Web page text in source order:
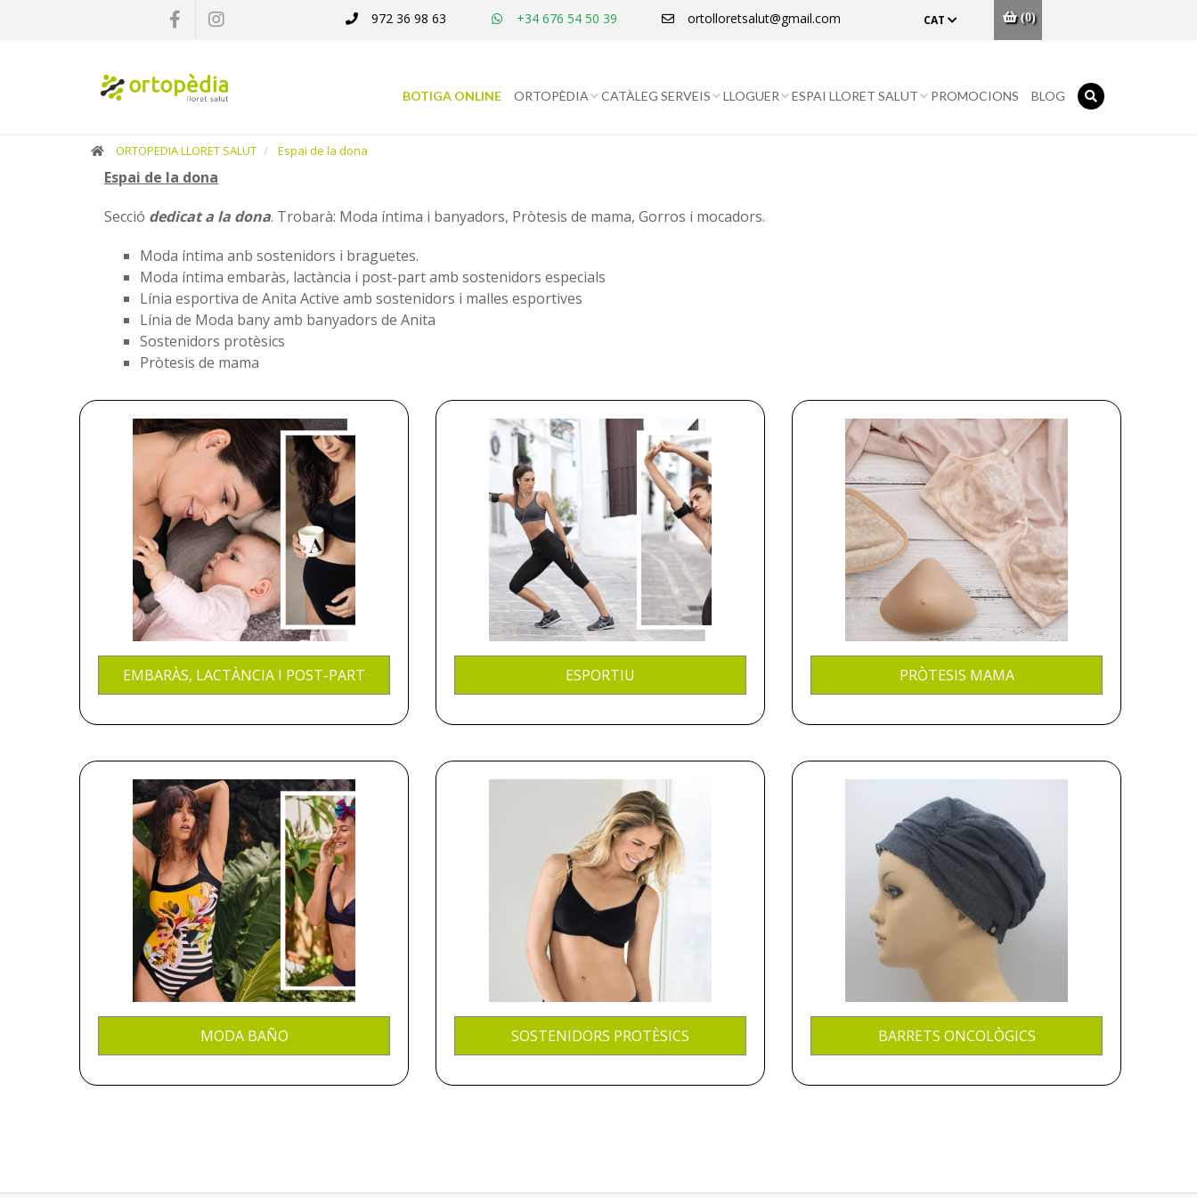
972 36 98 63 +34 676 54 50 39 ortolloretsalut@gmail.com CAT (0)
BOTIGA ONLINE ORTOPÈDIA CATÀLEG SERVEIS LLOGUER ESPAI LLORET SALUT PROMOCIONS BLOG
Ortopèdia
Promocions
ORTOPEDIA LLORET SALUT Espai de la dona
Espai de la dona
Secció dedicat a la dona. Trobarà: Moda íntima i banyadors, Pròtesis de mama, Gorros i mocadors.
Moda íntima anb sostenidors i braguetes.
Moda íntima embaràs, lactància i post-part amb sostenidors especials
Línia esportiva de Anita Active amb sostenidors i malles esportives
Línia de Moda bany amb banyadors de Anita
Sostenidors protèsics
Pròtesis de mama
EMBARÀS, LACTÀNCIA I POST-PART ESPORTIU PRÒTESIS MAMA
MODA BAÑO SOSTENIDORS PROTÈSICS BARRETS ONCOLÒGICS